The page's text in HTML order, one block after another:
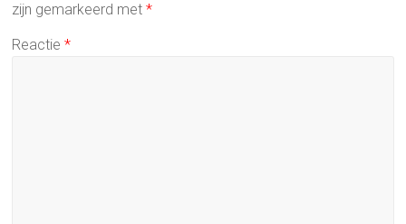
zijn gemarkeerd met*
Reactie*